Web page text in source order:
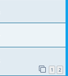
1 2